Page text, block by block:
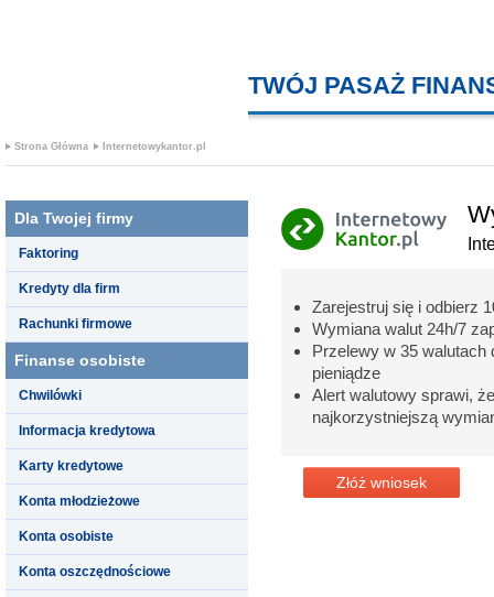
TWÓJ PASAŻ
Strona Główna Internetowykantor.pl
Dla Twojej firmy
Faktoring
Kredyty dla firm
Rachunki firmowe
Finanse osobiste
Chwilówki
Informacja kredytowa
Karty kredytowe
Konta młodzieżowe
Konta osobiste
Konta oszczędnościowe
Zarejestruj się i odbierz
Wymiana walut 24h/7
Przelewy w 35
pieniądze
Alert walutowy sprawi,
najkorzystniejszą
Złóż wniosek